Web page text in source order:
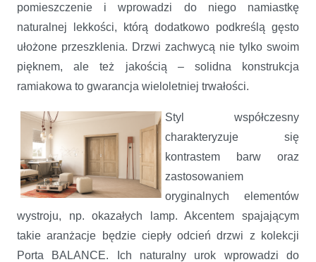
pomieszczenie i wprowadzi do niego namiastkę
naturalnej lekkości, którą dodatkowo podkreślą gęsto
ułożone przeszklenia. Drzwi zachwycą nie tylko swoim
pięknem, ale też jakością – solidna konstrukcja
ramiakowa to gwarancja wieloletniej trwałości.
Styl współczesny
charakteryzuje się
kontrastem barw oraz
zastosowaniem
oryginalnych elementów
wystroju, np. okazałych lamp. Akcentem spajającym
takie aranżacje będzie ciepły odcień drzwi z kolekcji
Porta BALANCE. Ich naturalny urok wprowadzi do